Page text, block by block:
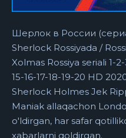
Шерлок в России
Sherlock Rossiyada /
Xolmas Rossiya seriali 1-
15-16-17-18-19-20 HD
Sherlock Holmes Jek
Maniak allaqachon
o'ldirgan, har safar
xabarlarni qoldirgan.